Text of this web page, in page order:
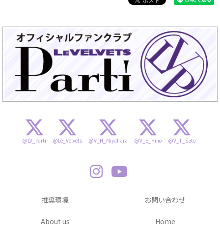
@LV_Parti @Le_Velvets @V_H_Miyahara @V_S_Hino @V_T_Sato
推奨環境 お問い合わせ
About us Home